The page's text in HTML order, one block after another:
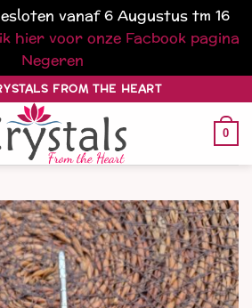
vanaf 6 Augustus tm 16
hier voor onze Facbook pagina
Negeren
FROM THE HEART
0